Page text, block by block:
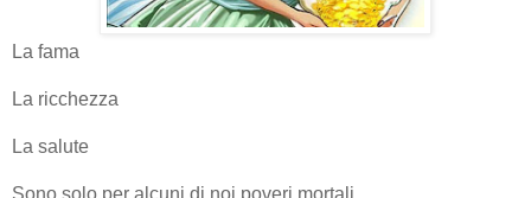
La fama
La ricchezza
La salute
Sono solo per alcuni di noi poveri mortali